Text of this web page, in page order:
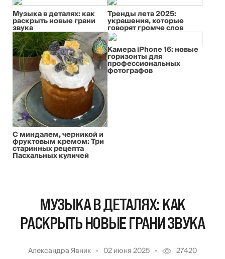
Музыка в деталях: как
раскрыть новые грани
звука
Тренды лета 2025:
украшения, которые
говорят громче слов
С миндалем, черникой и
фруктовым кремом: Три
старинных рецепта
Пасхальных куличей
Камера iPhone 16: новые
горизонты для
профессиональных
фотографов
МУЗЫКА В ДЕТАЛЯХ: КАК
РАСКРЫТЬ НОВЫЕ ГРАНИ ЗВУКА
Александра Явник 02 июня 2025 27420